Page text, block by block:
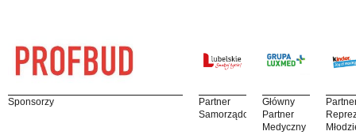
Sponsorzy
Partner
Samorządowy
Główny
Partner
Medyczny